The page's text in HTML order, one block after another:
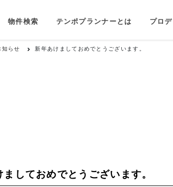
物件検索 テンポプランナーとは プロ
知らせ 新年あけましておめでとうございます。
しておめでとうございます。